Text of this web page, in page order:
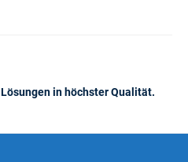
in höchster Qualität.